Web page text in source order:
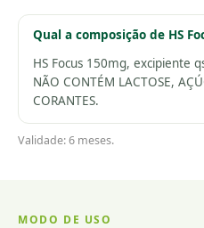
Qual a composição de HS
HS Focus 150mg, excipiente
NÃO CONTÉM LACTOSE,
CORANTES.
Validade: 6 meses.
MODO DE USO